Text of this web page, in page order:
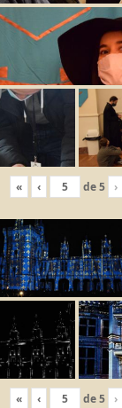
« ‹ de5 ›
« ‹ de5 ›